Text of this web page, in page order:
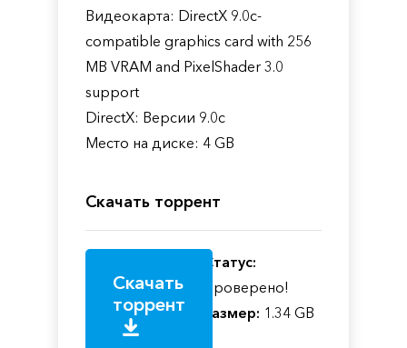
Видеокарта: DirectX 9.0c-
compatible graphics card with 256
MB VRAM and PixelShader 3.0
support
DirectX: Версии 9.0c
Место на диске: 4 GB
Скачать торрент
Скачать
торрент
Статус:
Проверено!
Размер: 1.34 GB